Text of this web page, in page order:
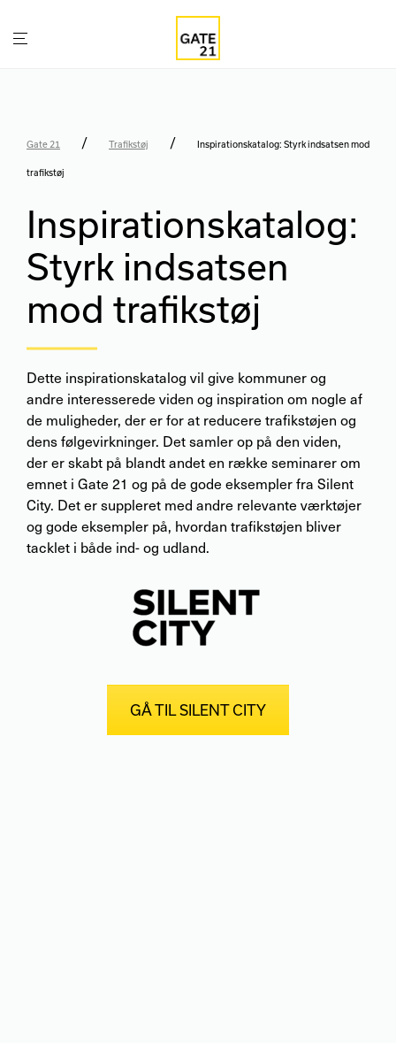
Gate 21 / Trafikstøj / Inspirationskatalog: Styrk indsatsen mod
trafikstøj
Inspirationskatalog:
Styrk indsatsen
mod trafikstøj
Dette inspirationskatalog vil give kommuner og
andre interesserede viden og inspiration om nogle af
de muligheder, der er for at reducere trafikstøjen og
dens følgevirkninger. Det samler op på den viden,
der er skabt på blandt andet en række seminarer om
emnet i Gate 21 og på de gode eksempler fra Silent
City. Det er suppleret med andre relevante værktøjer
og gode eksempler på, hvordan trafikstøjen bliver
tacklet i både ind- og udland.
GÅ TIL SILENT CITY